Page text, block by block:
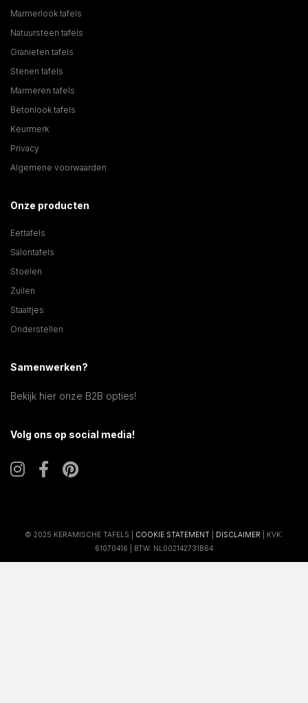
Marmerlook tafels
Natuursteen tafels
Granieten tafels
Stenen tafels
Marmeren tafels
Betonlook tafels
Keurmerk
Privacy
Algemene voorwaarden
Onze producten
Eettafels
Salontafels
Stoelen
Zuilen
Staaltjes
Onderstellen
Samenwerken?
Bekijk hier onze B2B opties!
Volg ons op social media!
© 2025 KERAMISCHE TAFELS | COOKIE STATEMENT DISCLAIMER | KVK:
61070416 | BTW: NL002142731B64